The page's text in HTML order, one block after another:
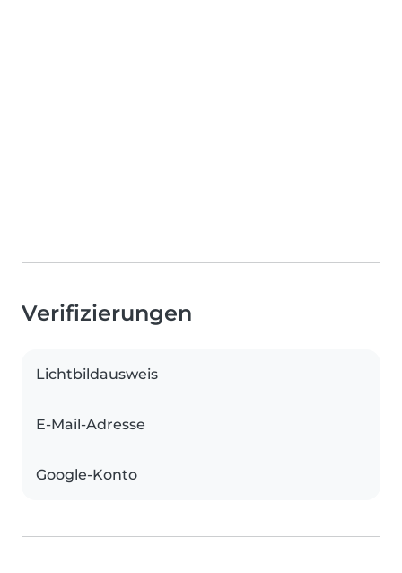
Verifizierungen
Lichtbildausweis
E-Mail-Adresse
Google-Konto